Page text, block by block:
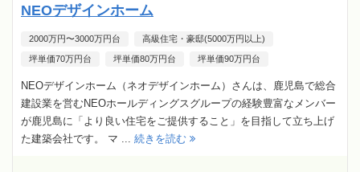
NEOデザインホーム
2000万円〜3000万円台 高級住宅・豪邸(5000万円以上)
坪単価70万円台 坪単価80万円台 坪単価90万円台
NEOデザインホーム（ネオデザインホーム）さんは、鹿児島で総合
建設業を営むNEOホールディングスグループの経験豊富なメンバー
が鹿児島に「より良い住宅をご提供すること」を目指して立ち上げ
た建築会社です。 マ ... 続きを読む